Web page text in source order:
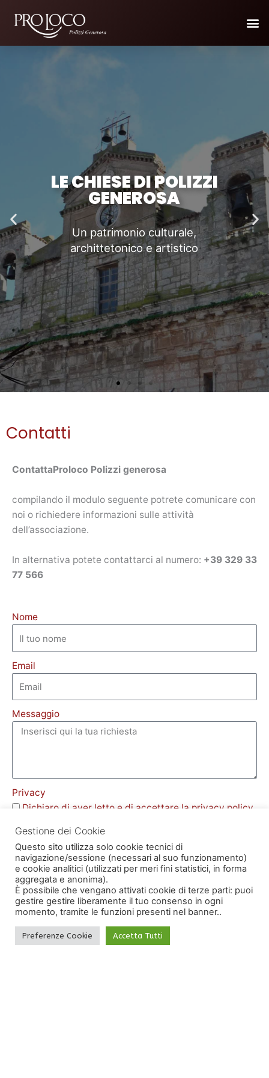
contenuto
LE CHIESE DI POLIZZI
GENEROSA
Un patrimonio culturale,
archittetonico e artistico
Previous
slide
Contatti
ContattaProloco Polizzi generosa
compilando il modulo seguente potrete comunicare con
noi o richiedere informazioni sulle attività
dell’associazione.
In alternativa potete contattarci al numero: +39 329 33
77 566
Nome
Email
Messaggio
Privacy
Dichiaro di aver letto e di accettare la privacy policy
Proloco Polizzi Generosa perla
Gestione dei Cookie
Questo sito utilizza solo cookie tecnici di
navigazione/sessione (necessari al suo funzionamento)
e cookie analitici (utilizzati per meri fini statistici, in forma
aggregata e anonima).
È possibile che vengano attivati cookie di terze parti: puoi
gestire gestire liberamente il tuo consenso in ogni
momento, tramite le funzioni presenti nel banner..
Preferenze Cookie Accetta Tutti